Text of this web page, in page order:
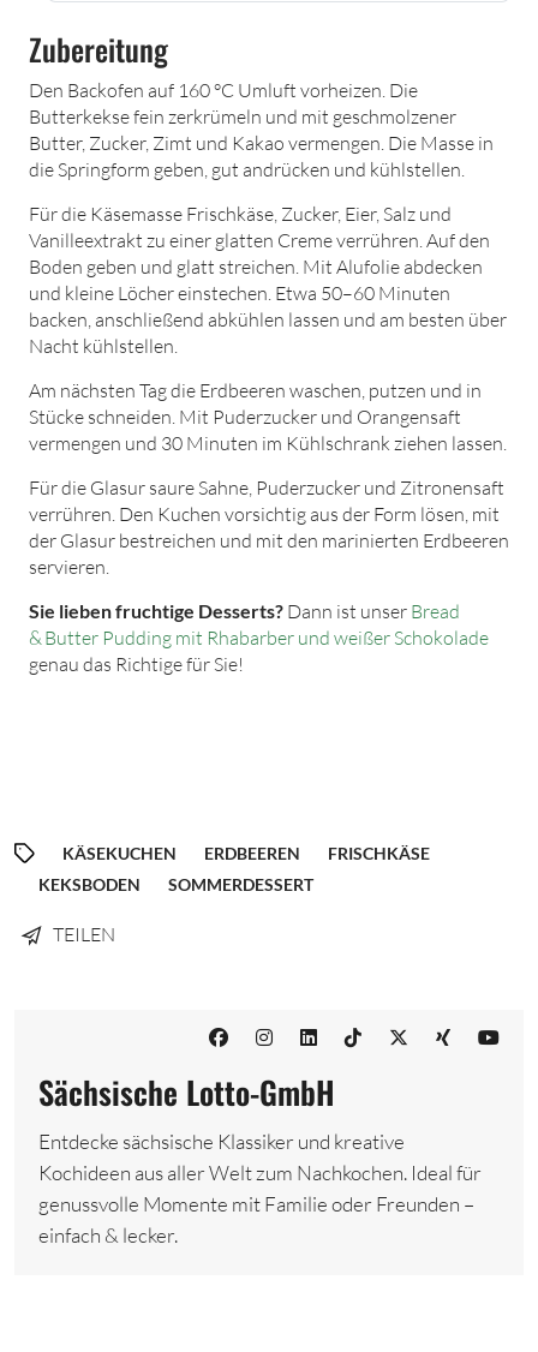
Zubereitung
Den Backofen auf 160 °C Umluft vorheizen. Die
Butterkekse fein zerkrümeln und mit geschmolzener
Butter, Zucker, Zimt und Kakao vermengen. Die Masse in
die Springform geben, gut andrücken und kühlstellen.
Für die Käsemasse Frischkäse, Zucker, Eier, Salz und
Vanilleextrakt zu einer glatten Creme verrühren. Auf den
Boden geben und glatt streichen. Mit Alufolie abdecken
und kleine Löcher einstechen. Etwa 50–60 Minuten
backen, anschließend abkühlen lassen und am besten über
Nacht kühlstellen.
Am nächsten Tag die Erdbeeren waschen, putzen und in
Stücke schneiden. Mit Puderzucker und Orangensaft
vermengen und 30 Minuten im Kühlschrank ziehen lassen.
Für die Glasur saure Sahne, Puderzucker und Zitronensaft
verrühren. Den Kuchen vorsichtig aus der Form lösen, mit
der Glasur bestreichen und mit den marinierten Erdbeeren
servieren.
Sie lieben fruchtige Desserts? Dann ist unser Bread
& Butter Pudding mit Rhabarber und weißer Schokolade
genau das Richtige für Sie!
KÄSEKUCHEN ERDBEEREN
FRISCHKÄSE
KEKSBODEN
SOMMERDESSERT
TEILEN
Sächsische Lotto-GmbH
Entdecke sächsische Klassiker und kreative
Kochideen aus aller Welt zum Nachkochen. Ideal für
genussvolle Momente mit Familie oder Freunden –
einfach & lecker.